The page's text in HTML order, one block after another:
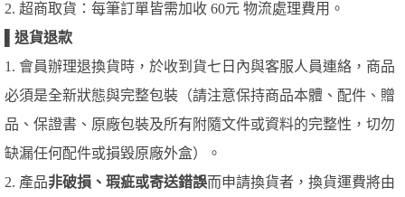
2. 超商取貨：每筆訂單皆需加收 60元 物流處理費用。
退貨退款
1. 會員辦理退換貨時，於收到貨七日內與客服人員連絡，商品
必須是全新狀態與完整包裝（請注意保持商品本體、配件、贈
品、保證書、原廠包裝及所有附隨文件或資料的完整性，切勿
缺漏任何配件或損毀原廠外盒）。
2. 產品非破損、瑕疵或寄送錯誤而申請換貨者，換貨運費將由